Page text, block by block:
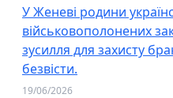
У Женеві родини
військовополонених
зусилля для захисту
безвісти.
19/06/2026